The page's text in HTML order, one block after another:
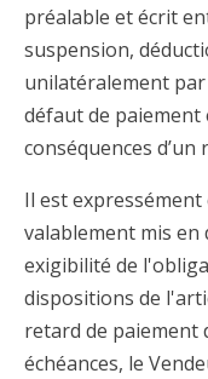
préalable et écrit
suspension,
unilatéralement
défaut de
conséquences
Il est
valablement mis en
exigibilité de
dispositions de
retard de paiement
échéances, le